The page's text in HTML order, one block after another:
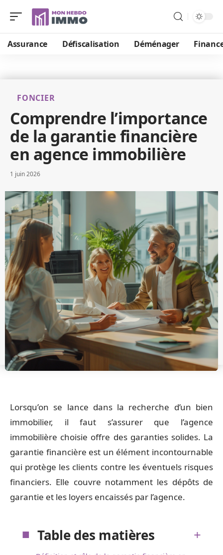
Assurance Défiscalisation Déménager
FONCIER
Comprendre l’importance
de la garantie financière
en agence immobilière
1 juin 2026
Lorsqu’on se lance dans la recherche d’un bien
immobilier, il faut s’assurer que l’agence
immobilière choisie offre des garanties solides. La
garantie financière est un élément incontournable
qui protège les clients contre les éventuels risques
financiers. Elle couvre notamment les dépôts de
garantie et les loyers encaissés par l’agence.
Table des matières